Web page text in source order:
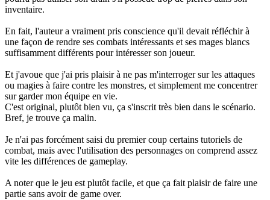
inventaire.
En fait, l'auteur a vraiment pris conscience qu'il devait réfléchir à
une façon de rendre ses combats intéressants et ses mages blancs
suffisamment différents pour intéresser son joueur.
Et j'avoue que j'ai pris plaisir à ne pas m'interroger sur les attaques
ou magies à faire contre les monstres, et simplement me concentrer
sur garder mon équipe en vie.
C'est original, plutôt bien vu, ça s'inscrit très bien dans le scénario.
Bref, je trouve ça malin.
Je n'ai pas forcément saisi du premier coup certains tutoriels de
combat, mais avec l'utilisation des personnages on comprend assez
vite les différences de gameplay.
A noter que le jeu est plutôt facile, et que ça fait plaisir de faire une
partie sans avoir de game over.